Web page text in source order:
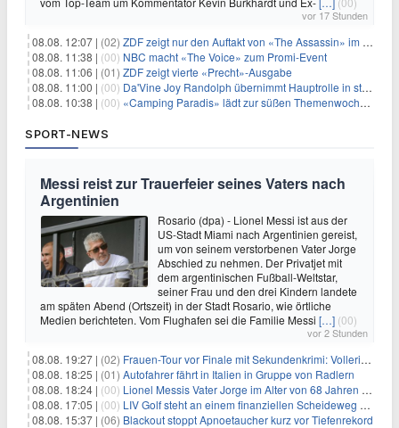
vor 17 Stunden
08.08. 12:07 | (02) ZDF zeigt nur den Auftakt von «The Assassin» im Fernsehen
08.08. 11:38 | (00) NBC macht «The Voice» zum Promi-Event
08.08. 11:06 | (01) ZDF zeigt vierte «Precht»-Ausgabe
08.08. 11:00 | (00) Da'Vine Joy Randolph übernimmt Hauptrolle in starbesetzter schwarzer Komödie
08.08. 10:38 | (00) «Camping Paradis» lädt zur süßen Themenwoche ein
SPORT-NEWS
Messi reist zur Trauerfeier seines Vaters nach
Argentinien
Rosario (dpa) - Lionel Messi ist aus der
US-Stadt Miami nach Argentinien gereist,
um von seinem verstorbenen Vater Jorge
Abschied zu nehmen. Der Privatjet mit
dem argentinischen Fußball-Weltstar,
seiner Frau und den drei Kindern landete
am späten Abend (Ortszeit) in der Stadt Rosario, wie örtliche
Medien berichteten. Vom Flughafen sei die Familie Messi […] (00)
vor 2 Stunden
08.08. 19:27 | (02) Frauen-Tour vor Finale mit Sekundenkrimi: Vollering in Gelb
08.08. 18:25 | (01) Autofahrer fährt in Italien in Gruppe von Radlern
08.08. 18:24 | (00) Lionel Messis Vater Jorge im Alter von 68 Jahren gestorben
08.08. 17:05 | (00) LIV Golf steht an einem finanziellen Scheideweg auf der Suche nach neuen Investitionen
08.08. 15:37 | (06) Blackout stoppt Apnoetaucher kurz vor Tiefenrekord